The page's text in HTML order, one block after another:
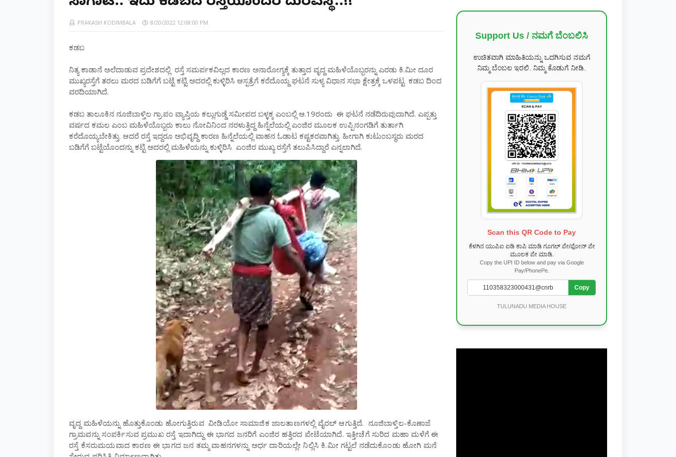
PRAKASH KODIMBALA 8/20/2022 12:08:00 PM
ಕಡಬ
ನಿತ್ಯ ಕಾಡಾನೆ ಅಲೆದಾಡುವ ಪ್ರದೇಶದಲ್ಲಿ ರಸ್ತೆ ಸಮರ್ಪಕವಿಲ್ಲದ ಕಾರಣ ಅನಾರೋಗ್ಯಕ್ಕೆ ತುತ್ತಾದ ವೃದ್ದ ಮಹಿಳೆಯೊಬ್ಬರನ್ನು ಎರಡು ಕಿ.ಮೀ ದೂರ
ಮುಖ್ಯರಸ್ತೆಗೆ ತರಲು ಮರದ ಬಡಿಗೆಗೆ ಬಟ್ಟೆ ಕಟ್ಟಿ ಅದರಲ್ಲಿ ಕುಳ್ಳಿರಿಸಿ ಆಸ್ಪತ್ರೆಗೆ ಕರೆದೊಯ್ದ ಘಟನೆ ಸುಳ್ಯ ವಿಧಾನ ಸಭಾ ಕ್ಷೇತ್ರಕ್ಕೆ ಒಳಪಟ್ಟ ಕಡಬ ದಿಂದ
ವರದಿಯಾಗಿದೆ.
ಕಡಬ ತಾಲೂಕಿನ ನೂಜಿಬಾಳ್ತಿಲ ಗ್ರಾ.ಪಂ ವ್ಯಾಪ್ತಿಯ ಕಲ್ಲುಗುಡ್ಡೆ ಸಮೀಪದ ಬಳ್ಳಕ್ಕ ಎಂಬಲ್ಲಿ ಆ.19ರಂದು ಈ ಘಟನೆ ನಡೆದಿರುವುದಾಗಿದೆ. ಎಪ್ಪತ್ತು
ವರ್ಷದ ಕಮಲ ಎಂಬ ಮಹಿಳೆಯೊಬ್ಬರು ಕಾಲು ನೋವಿನಿಂದ ನರಳುತ್ತಿದ್ದ ಹಿನ್ನೆಲೆಯಲ್ಲಿ ಎಂಜಿರ ಮೂಲಕ ಉಪ್ಪಿನಂಗಡಿಗೆ ತುರ್ತಾಗಿ
ಕರೆದೊಯ್ಯಬೇಕಿತ್ತು. ಆದರೆ ರಸ್ತೆ ಇದ್ದರೂ ಅಭಿವೃದ್ದಿ ಕಾರಣ ಹಿನ್ನೆಲೆಯಲ್ಲಿ ವಾಹನ ಓಡಾಟ ಕಷ್ಟಕರವಾಗಿತ್ತು. ಹೀಗಾಗಿ ಕುಟುಂಬಸ್ಥರು ಮರದ
ಬಡಿಗೆಗೆ ಬಟ್ಟೆಯೊಂದನ್ನು ಕಟ್ಟಿ ಅದರಲ್ಲಿ ಮಹಿಳೆಯನ್ನು ಕುಳ್ಳಿರಿಸಿ ಎಂಜಿರ ಮುಖ್ಯ ರಸ್ತೆಗೆ ತಲುಪಿಸಿದ್ದಾರೆ ಎನ್ನಲಾಗಿದೆ.
ವೃದ್ದ ಮಹಿಳೆಯನ್ನು ಹೊತ್ತುಕೊಂಡು ಹೋಗುತ್ತಿರುವ ವೀಡಿಯೋ ಸಾಮಾಜಿಕ ಜಾಲತಾಣಗಳಲ್ಲಿ ವೈರಲ್ ಆಗುತ್ತಿದೆ. ನೂಜಿಬಾಳ್ತಿಲ-ಕೊಣಾಜೆ
ಗ್ರಾಮವನ್ನು ಸಂಪರ್ಕಿಸುವ ಪ್ರಮುಖ ರಸ್ತೆ ಇದಾಗಿದ್ದು ಈ ಭಾಗದ ಜನರಿಗೆ ಎಂಜಿರ ಹತ್ತಿರದ ಪೇಟೆಯಾಗಿದೆ. ಇತ್ತೀಚೆಗೆ ಸುರಿದ ಮಹಾ ಮಳೆಗೆ ಈ
ರಸ್ತೆ ಕೆಸರುಮಯವಾದ ಕಾರಣ ಈ ಭಾಗದ ಜನ ತಮ್ಮ ವಾಹನಗಳನ್ನು ಅರ್ಧ ದಾರಿಯಲ್ಲೇ ನಿಲ್ಲಿಸಿ ಕಿ.ಮೀ ಗಟ್ಟಲೆ ನಡೆದುಕೊಂಡು ಹೋಗಿ ಮನೆ
Support Us / ನಮಗೆ ಬೆಂಬಲಿಸಿ
ಉಚಿತವಾಗಿ ಮಾಹಿತಿಯನ್ನು ಒದಗಿಸುವ ನಮಗೆ
ನಿಮ್ಮ ಬೆಂಬಲ ಇರಲಿ. ನಿಮ್ಮ ಕೊಡುಗೆ ನೀಡಿ.
Scan this QR Code to Pay
ಕೆಳಗಿನ ಯುಪಿಐ ಐಡಿ ಕಾಪಿ ಮಾಡಿ ಗೂಗಲ್ ಪೇ/ಫೋನ್ ಪೇ
ಮೂಲಕ ಪೇ ಮಾಡಿ.
Copy the UPI ID below and pay via Google
Pay/PhonePe.
Copy
TULUNADU MEDIA HOUSE